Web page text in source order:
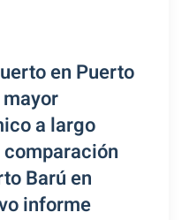
en Puerto
a largo
Barú en
informe